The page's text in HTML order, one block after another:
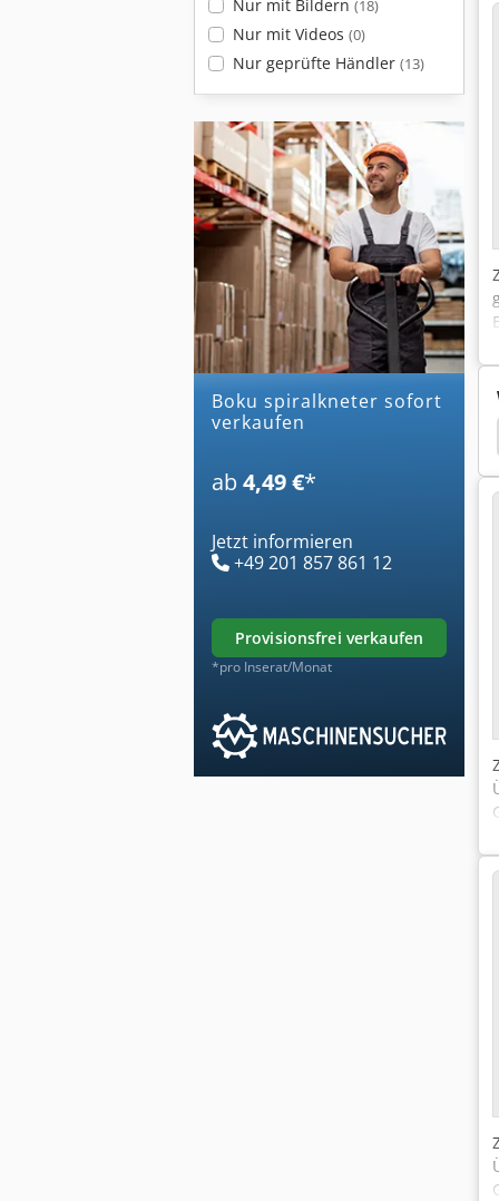
Nur mit Bildern (18)
Nur mit Videos (0)
Nur geprüfte Händler (13)
boku spiralkneter sofort
verkaufen
ab 4,49 €*
Jetzt informieren
+49 201 857 861 12
provisionsfrei verkaufen
*pro Inserat/Monat
Rego Anschlagmaschinen